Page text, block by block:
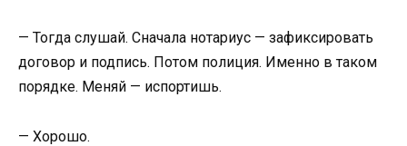
— Тогда слушай. Сначала нотариус — зафиксировать
договор и подпись. Потом полиция. Именно в таком
порядке. Меняй — испортишь.
— Хорошо.